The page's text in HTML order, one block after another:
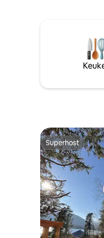
een eigen ingang
zijn uitgebreide
achterkant van
glasvezelinternet
Superhost
Superhost